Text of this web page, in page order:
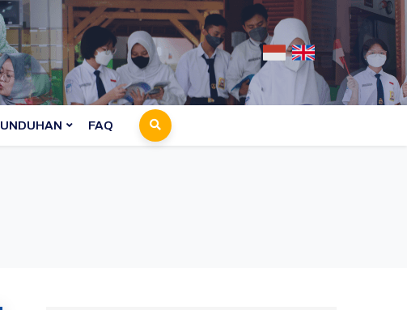
UNDUHAN FAQ